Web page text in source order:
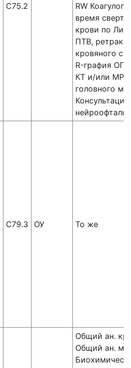
С75.2
RW
время
крови по Ли-
ПТВ,
кровяного
R-графия
КТ и/или МРТ
головного
Консультация
С79.3 ОУ То же
Общий ан.
Общий ан.